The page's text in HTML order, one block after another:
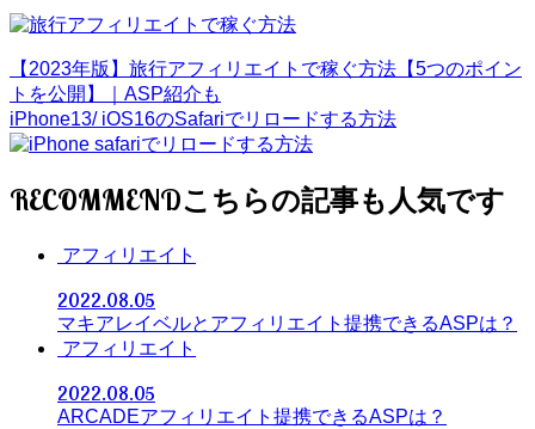
【2023年版】旅行アフィリエイトで稼ぐ方法【5つのポイン
トを公開】｜ASP紹介も
iPhone13/ iOS16のSafariでリロードする方法
RECOMMEND
アフィリエイト
2022.08.05
マキアレイベルとアフィリエイト提携できるASPは？
アフィリエイト
2022.08.05
ARCADEアフィリエイト提携できるASPは？